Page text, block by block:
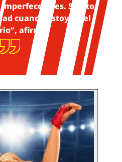
imperfecciones. Siento
cuando estoy en el
afirmó.